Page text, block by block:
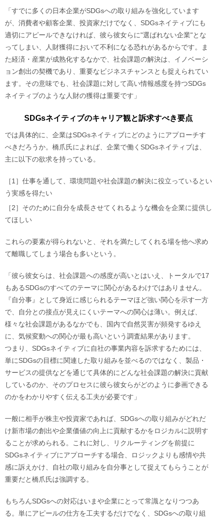
「すでに多くの日本企業がSDGsへの取り組みを強化しています
が、消費者や顧客企業、投資家だけでなく、SDGsネイティブにも
適切にアピールできなければ、彼ら彼女らに"選ばれない企業"とな
ってしまい、人財獲得において不利になる恐れがあるからです。ま
た経済・産業が成熟化するなかで、社会課題の解決は、イノベーシ
ョン創出の契機であり、重要なビジネスチャンスとも捉えられてい
ます。その意味でも、社会課題に対して高い情報感度を持つSDGs
ネイティブのような人財の獲得は重要です」
SDGsネイティブのキャリア観と訴求すべき要点
では具体的に、企業はSDGsネイティブにどのようにアプローチす
べきだろうか。橋爪氏によれば、企業で働くSDGsネイティブは、
主に以下の欲求を持っている。
［1］ 仕事を通して、環境問題や社会課題の解決に役立っているとい
う実感を得たい
［2］ そのために自分を成長させてくれるような機会を企業に提供し
てほしい
これらの要素が得られないと、それを満たしてくれる場を他へ求め
て離職してしまう場合も多いという。
「彼ら彼女らは、社会課題への感度が高いとはいえ、トータルで17
もあるSDGsのすべてのテーマに関心があるわけではありません。
『自分事』として身近に感じられるテーマほど強い関心を示す一方
で、自分との接点が見えにくいテーマへの関心は薄い。例えば、
様々な社会課題があるなかでも、国内で自然災害が頻発するゆえ
に、気候変動への関心が最も高いという調査結果があります。
つまり、SDGsネイティブに自社の事業内容を訴求するためには、
単にSDGsの目標に関連した取り組みを並べるのではなく、製品・
サービスの提供などを通じて具体的にどんな社会課題の解決に貢献
しているのか、そのプロセスに彼ら彼女らがどのように参画できる
のかをわかりやすく伝える工夫が必要です」
一般に相手が株主や投資家であれば、SDGsへの取り組みがどれだ
け新市場の創出や企業価値の向上に貢献するかをロジカルに説明す
ることが求められる。これに対し、リクルーティングを前提に
SDGsネイティブにアプローチする場合、ロジックよりも感情や共
感に訴えかけ、自社の取り組みを自分事として捉えてもらうことが
重要だと橋爪氏は強調する。
もちろんSDGsへの対応はいまや企業にとって常識となりつつあ
る。単にアピールの仕方を工夫するだけでなく、SDGsへの取り組